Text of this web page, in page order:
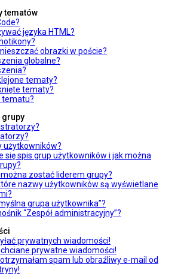
tematów
języka HTML?
obrazki w poście?
globalne?
tematy?
tematy?
tematu?
grupy
użytkowników?
się spis grup użytkowników i jak można
zostać liderem grupy?
nazwy użytkowników są wyświetlane
grupa użytkownika”?
“Zespół administracyjny”?
prywatnych wiadomości!
prywatne wiadomości!
spam lub obraźliwy e-mail od